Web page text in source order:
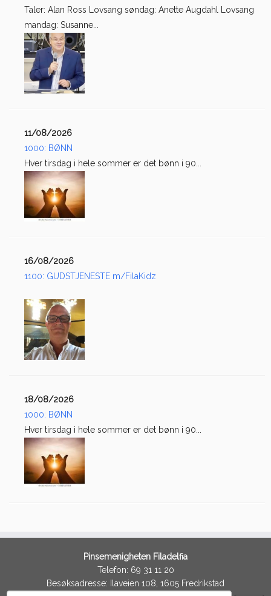
Taler: Alan Ross Lovsang søndag: Anette Augdahl Lovsang
mandag: Susanne...
11/08/2026
1000: BØNN
Hver tirsdag i hele sommer er det bønn i 90...
16/08/2026
1100: GUDSTJENESTE m/FilaKidz
18/08/2026
1000: BØNN
Hver tirsdag i hele sommer er det bønn i 90...
Pinsemenigheten Filadelfia
Telefon: 69 31 11 20
Besøksadresse: Ilaveien 108, 1605 Fredrikstad